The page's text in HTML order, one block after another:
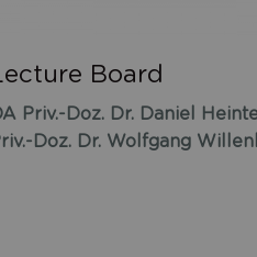
Board
Priv.-Doz. Dr. Daniel
Doz. Dr. Wolfgang